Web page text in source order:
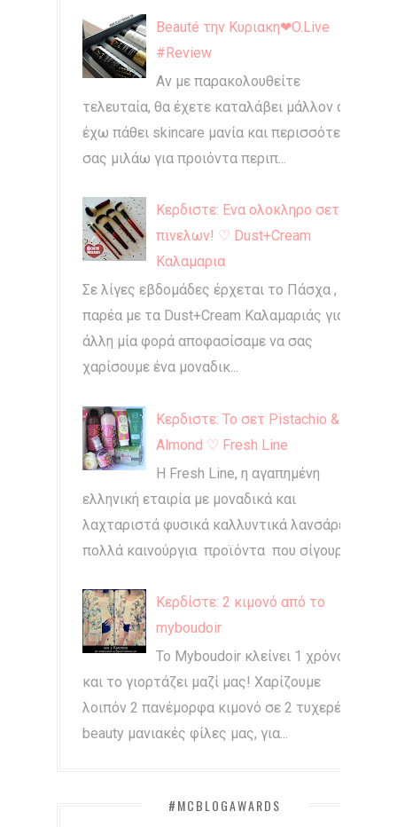
Beauté την Κυριακη❤O.Live
#Review
Αν με παρακολουθείτε
τελευταία, θα έχετε καταλάβει μάλλον ότι
έχω πάθει skincare μανία και περισσότερο
σας μιλάω για προιόντα περιπ...
Κερδιστε: Ενα ολοκληρο σετ
πινελων! ♡ Dust+Cream
Καλαμαρια
Σε λίγες εβδομάδες έρχεται το Πάσχα , και
παρέα με τα Dust+Cream Καλαμαριάς για
άλλη μία φορά αποφασίσαμε να σας
χαρίσουμε ένα μοναδικ...
Κερδιστε: Το σετ Pistachio &
Almond ♡ Fresh Line
Η Fresh Line, η αγαπημένη
ελληνική εταιρία με μοναδικά και
λαχταριστά φυσικά καλλυντικά λανσάρει
πολλά καινούργια προϊόντα που σίγουρα...
Κερδίστε: 2 κιμονό από το
myboudoir
Το Myboudoir κλείνει 1 χρόνο
και το γιορτάζει μαζί μας! Χαρίζουμε
λοιπόν 2 πανέμορφα κιμονό σε 2 τυχερές
beauty μανιακές φίλες μας, για...
#MCBLOGAWARDS